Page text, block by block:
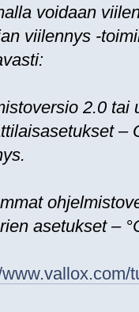
voidaan
viilennys -
2.0 tai
–
asetukset –